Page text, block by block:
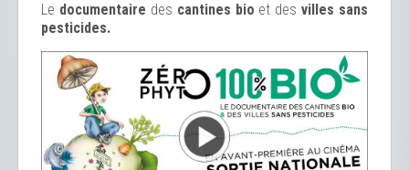
Le documentaire des cantines bio et desvilles sans
pesticides.